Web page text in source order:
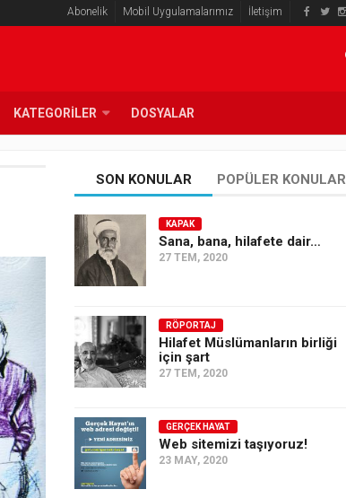
Abonelik Mobil Uygulamalarımız İletişim
KATEGORILER DOSYALAR
SON KONULAR POPÜLER KONULAR
KAPAK
Sana, bana, hilafete dair…
27 TEM, 2020
RÖPORTAJ
Hilafet Müslümanların birliği
için şart
27 TEM, 2020
GERÇEK HAYAT
Web sitemizi taşıyoruz!
23 MAY, 2020